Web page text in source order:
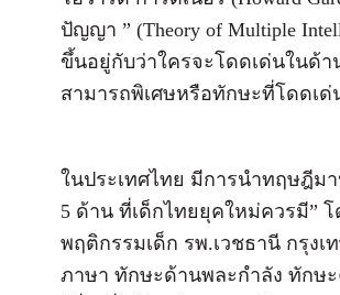
ปัญญา ” (Theory of Multiple
ขึ้นอยู่กับว่าใครจะโดดเด่นในด้
สามารถพิเศษหรือทักษะที่โดดเ
ในประเทศไทย มีการนำทฤษฎีม
5 ด้าน ที่เด็กไทยยุคใหม่ควรมี”
พฤติกรรมเด็ก รพ.เวชธานี กรุง
ภาษา ทักษะด้านพละกำลัง ทักษ